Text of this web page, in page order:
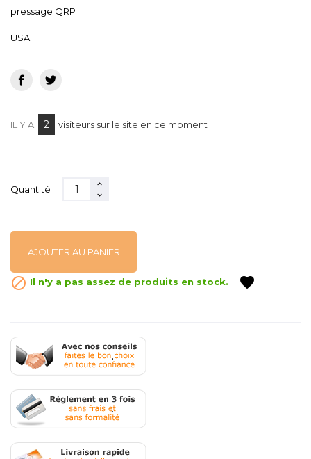
pressage QRP
USA
IL Y A 2 visiteurs sur le site en ce moment
Quantité
AJOUTER AU PANIER
 Il n'y a pas assez de produits en stock. favorite
.
.